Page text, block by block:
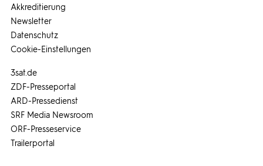
3sat.de
ZDF-Presseportal
ARD-Pressedienst
SRF Media Newsroom
ORF-Presseservice
Trailerportal
Akkreditierung
Newsletter
Datenschutz
Cookie-Einstellungen